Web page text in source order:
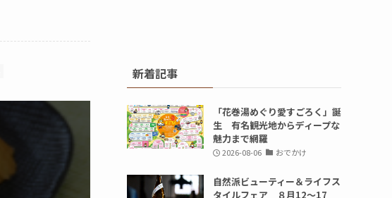
新着記事
「花巻湯めぐり愛すごろく」誕
生 有名観光地からディープな
魅力まで網羅
2026-08-06 おでかけ
自然派ビューティー＆ライフス
タイルフェア ８月12～17